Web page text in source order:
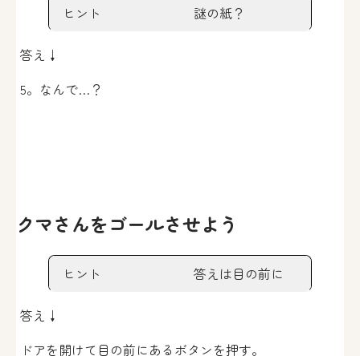
ヒント 謎の紙？
答え↓
5。なんで…？
クマさんをゴールさせよう
ヒント 答えは目の前に
答え↓
ドアを開けて目の前にあるボタンを押す。